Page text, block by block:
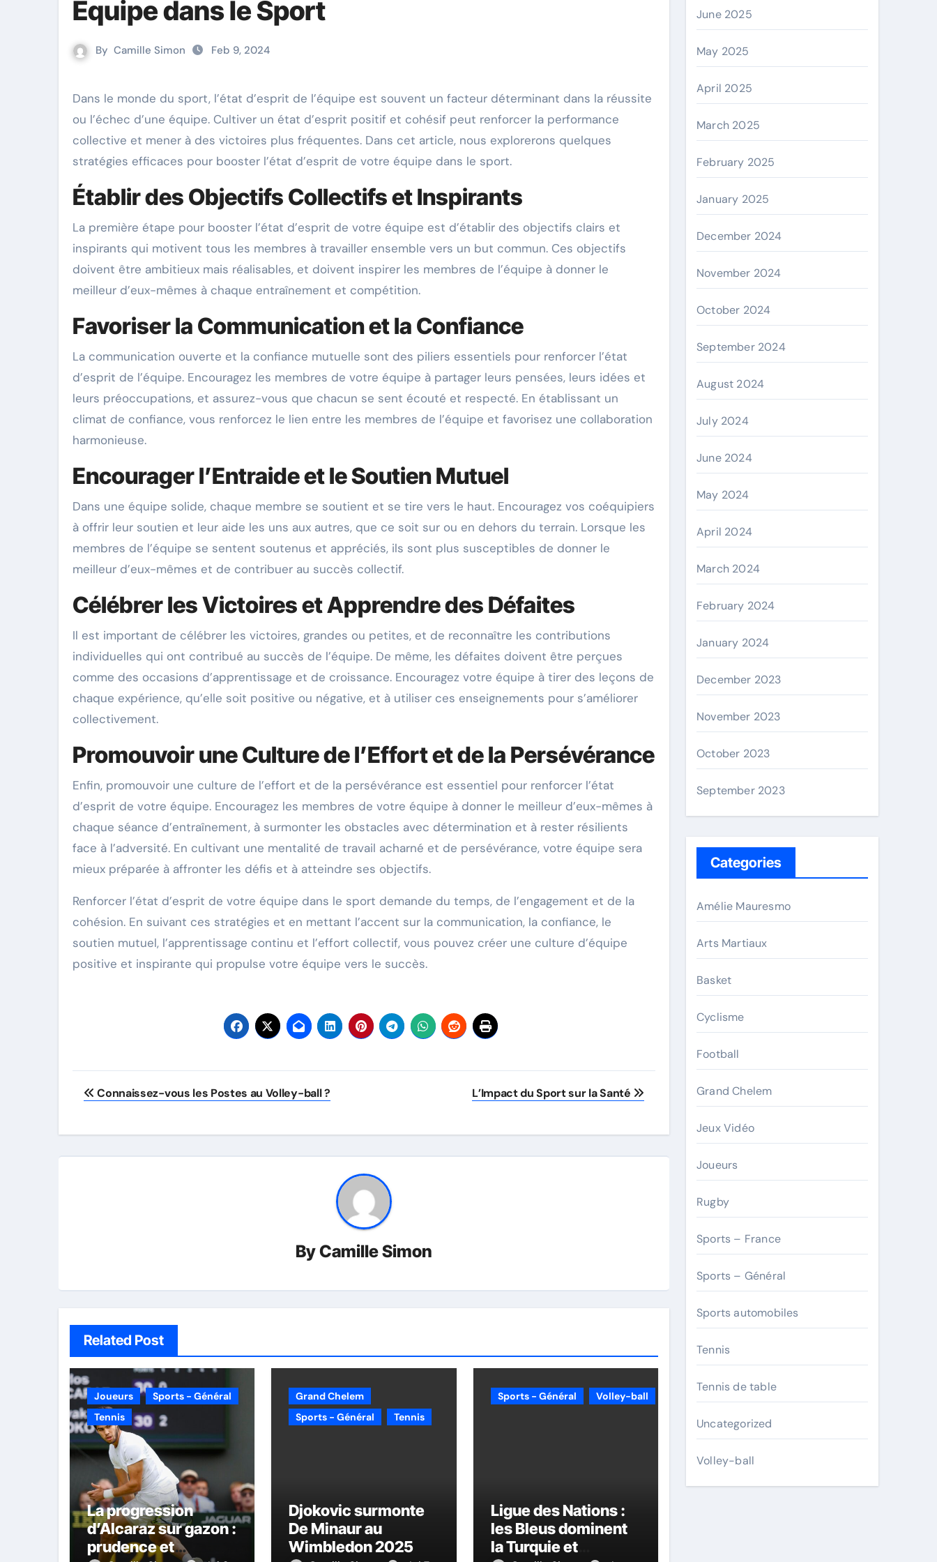
Équipe dans le Sport
By Camille Simon Feb 9, 2024
Dans le monde du sport, l’état d’esprit de l’équipe est souvent un facteur déterminant dans la réussite
ou l’échec d’une équipe. Cultiver un état d’esprit positif et cohésif peut renforcer la performance
collective et mener à des victoires plus fréquentes. Dans cet article, nous explorerons quelques
stratégies efficaces pour booster l’état d’esprit de votre équipe dans le sport.
Établir des Objectifs Collectifs et Inspirants
La première étape pour booster l’état d’esprit de votre équipe est d’établir des objectifs clairs et
inspirants qui motivent tous les membres à travailler ensemble vers un but commun. Ces objectifs
doivent être ambitieux mais réalisables, et doivent inspirer les membres de l’équipe à donner le
meilleur d’eux-mêmes à chaque entraînement et compétition.
Favoriser la Communication et la Confiance
La communication ouverte et la confiance mutuelle sont des piliers essentiels pour renforcer l’état
d’esprit de l’équipe. Encouragez les membres de votre équipe à partager leurs pensées, leurs idées et
leurs préoccupations, et assurez-vous que chacun se sent écouté et respecté. En établissant un
climat de confiance, vous renforcez le lien entre les membres de l’équipe et favorisez une collaboration
harmonieuse.
Encourager l’Entraide et le Soutien Mutuel
Dans une équipe solide, chaque membre se soutient et se tire vers le haut. Encouragez vos coéquipiers
à offrir leur soutien et leur aide les uns aux autres, que ce soit sur ou en dehors du terrain. Lorsque les
membres de l’équipe se sentent soutenus et appréciés, ils sont plus susceptibles de donner le
meilleur d’eux-mêmes et de contribuer au succès collectif.
Célébrer les Victoires et Apprendre des Défaites
Il est important de célébrer les victoires, grandes ou petites, et de reconnaître les contributions
individuelles qui ont contribué au succès de l’équipe. De même, les défaites doivent être perçues
comme des occasions d’apprentissage et de croissance. Encouragez votre équipe à tirer des leçons de
chaque expérience, qu’elle soit positive ou négative, et à utiliser ces enseignements pour s’améliorer
collectivement.
Promouvoir une Culture de l’Effort et de la Persévérance
Enfin, promouvoir une culture de l’effort et de la persévérance est essentiel pour renforcer l’état
d’esprit de votre équipe. Encouragez les membres de votre équipe à donner le meilleur d’eux-mêmes à
chaque séance d’entraînement, à surmonter les obstacles avec détermination et à rester résilients
face à l’adversité. En cultivant une mentalité de travail acharné et de persévérance, votre équipe sera
mieux préparée à affronter les défis et à atteindre ses objectifs.
Renforcer l’état d’esprit de votre équipe dans le sport demande du temps, de l’engagement et de la
cohésion. En suivant ces stratégies et en mettant l’accent sur la communication, la confiance, le
soutien mutuel, l’apprentissage continu et l’effort collectif, vous pouvez créer une culture d’équipe
positive et inspirante qui propulse votre équipe vers le succès.
Post
Connaissez-vous les Postes au Volley-ball ? L’Impact du Sport sur la Santé
ByCamille Simon
Related Post
Joueurs
Sports - Général
Tennis
La progression
d’Alcaraz sur gazon :
prudence et
Grand Chelem
Sports - Général
Tennis
Djokovic surmonte
De Minaur au
Wimbledon 2025
Sports - Général Volley-ball
Ligue des Nations :
les Bleus dominent
la Turquie et
June 2025
May 2025
April 2025
March 2025
February 2025
January 2025
December 2024
November 2024
October 2024
September 2024
August 2024
July 2024
June 2024
May 2024
April 2024
March 2024
February 2024
January 2024
December 2023
November 2023
October 2023
September 2023
Categories
Amélie Mauresmo
Arts Martiaux
Basket
Cyclisme
Football
Grand Chelem
Jeux Vidéo
Joueurs
Rugby
Sports – France
Sports – Général
Sports automobiles
Tennis
Tennis de table
Uncategorized
Volley-ball